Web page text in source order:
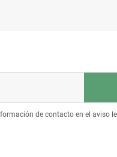
de contacto en el aviso